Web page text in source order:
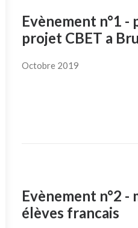
Evènement n°1
projet CBET a
Octobre 2019
Evènement n°2 -
élèves francais